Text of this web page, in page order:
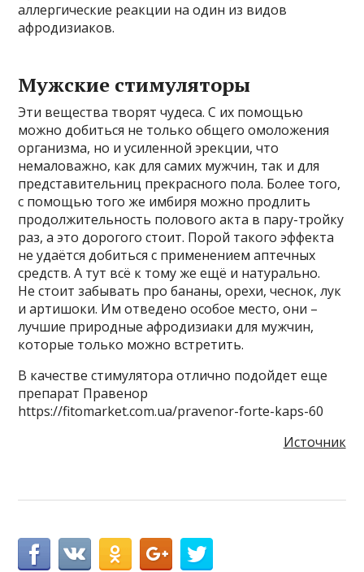
аллергические реакции на один из видов
афродизиаков.
Мужские стимуляторы
Эти вещества творят чудеса. С их помощью
можно добиться не только общего омоложения
организма, но и усиленной эрекции, что
немаловажно, как для самих мужчин, так и для
представительниц прекрасного пола. Более того,
с помощью того же имбиря можно продлить
продолжительность полового акта в пару-тройку
раз, а это дорогого стоит. Порой такого эффекта
не удаётся добиться с применением аптечных
средств. А тут всё к тому же ещё и натурально.
Не стоит забывать про бананы, орехи, чеснок, лук
и артишоки. Им отведено особое место, они –
лучшие природные афродизиаки для мужчин,
которые только можно встретить.
В качестве стимулятора отлично подойдет еще
препарат Правенор
https://fitomarket.com.ua/pravenor-forte-kaps-60
Источник